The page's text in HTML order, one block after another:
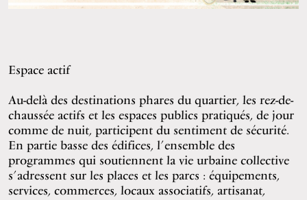
Espace actif
Au-delà des destinations phares du quartier, les rez-de-
chaussée actifs et les espaces publics pratiqués, de jour
comme de nuit, participent du sentiment de sécurité.
En partie basse des édifices, l’ensemble des
programmes qui soutiennent la vie urbaine collective
s’adressent sur les places et les parcs : équipements,
services, commerces, locaux associatifs, artisanat,